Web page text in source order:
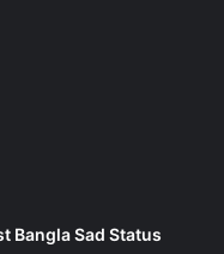
Bangla Sad Status